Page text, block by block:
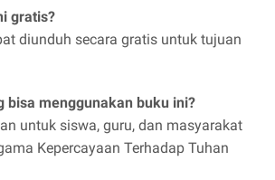
gratis?
diunduh secara gratis untuk tujuan
bisa menggunakan buku ini?
untuk siswa, guru, dan masyarakat
Kepercayaan Terhadap Tuhan